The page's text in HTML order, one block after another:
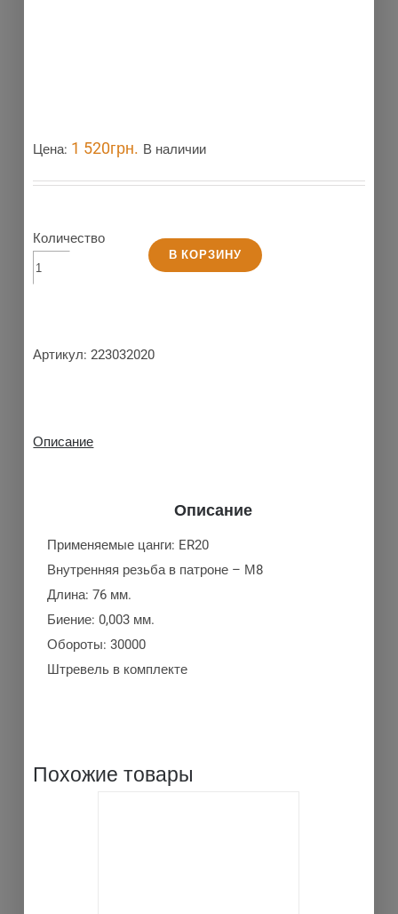
Цена: 1 520грн. В наличии
Количество
В КОРЗИНУ
Артикул:223032020
Описание
Описание
Применяемые цанги: ER20
Внутренняя резьба в патроне – М8
Длина: 76 мм.
Биение: 0,003 мм.
Обороты: 30000
Штревель в комплекте
Похожие товары